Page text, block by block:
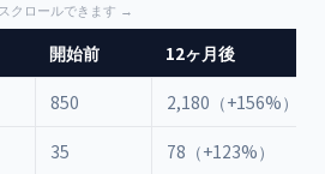
開始前 12ヶ月後
850 2,180（+156%）
35 78（+123%）